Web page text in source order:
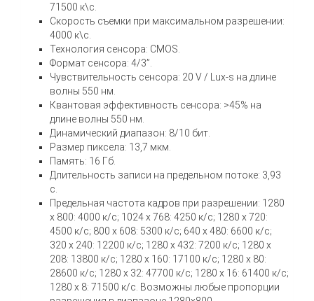
71500 к\с.
Скорость съемки при максимальном разрешении:
4000 к\с.
Технология сенсора: CMOS.
Формат сенсора: 4/3”.
Чувствительность сенсора: 20 V / Lux-s на длине
волны 550 нм.
Квантовая эффективность сенсора: >45% на
длине волны 550 нм.
Динамический диапазон: 8/10 бит.
Размер пиксела: 13,7 мкм.
Память: 16 Гб.
Длительность записи на предельном потоке: 3,93
с.
Предельная частота кадров при разрешении: 1280
x 800: 4000 к/c; 1024 x 768: 4250 к/c; 1280 x 720:
4500 к/c; 800 x 608: 5300 к/c; 640 x 480: 6600 к/c;
320 x 240: 12200 к/c; 1280 x 432: 7200 к/c; 1280 x
208: 13800 к/c; 1280 x 160: 17100 к/c; 1280 x 80:
28600 к/c; 1280 x 32: 47700 к/c; 1280 x 16: 61400 к/c;
1280 x 8: 71500 к/c. Возможны любые пропорции